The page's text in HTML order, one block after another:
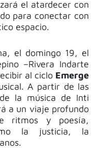
el atardecer con
para conectar con
espacio.
el domingo 19, el
–Rivera Indarte
al ciclo Emerge
A partir de las
la música de Inti
a un viaje profundo
ritmos y poesía,
la justicia, la